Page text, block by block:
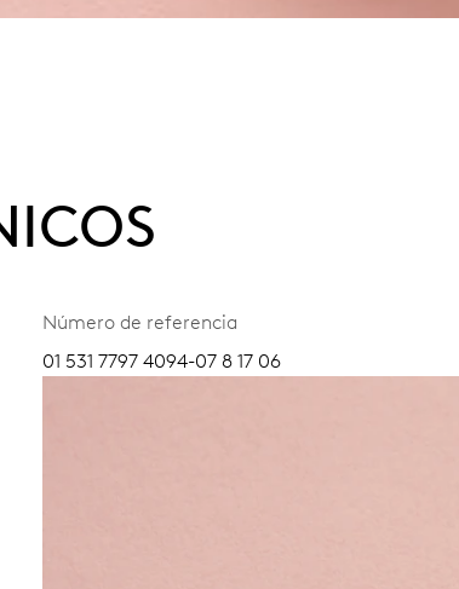
Número de referencia
01 531 7797 4094-07 8 17 06